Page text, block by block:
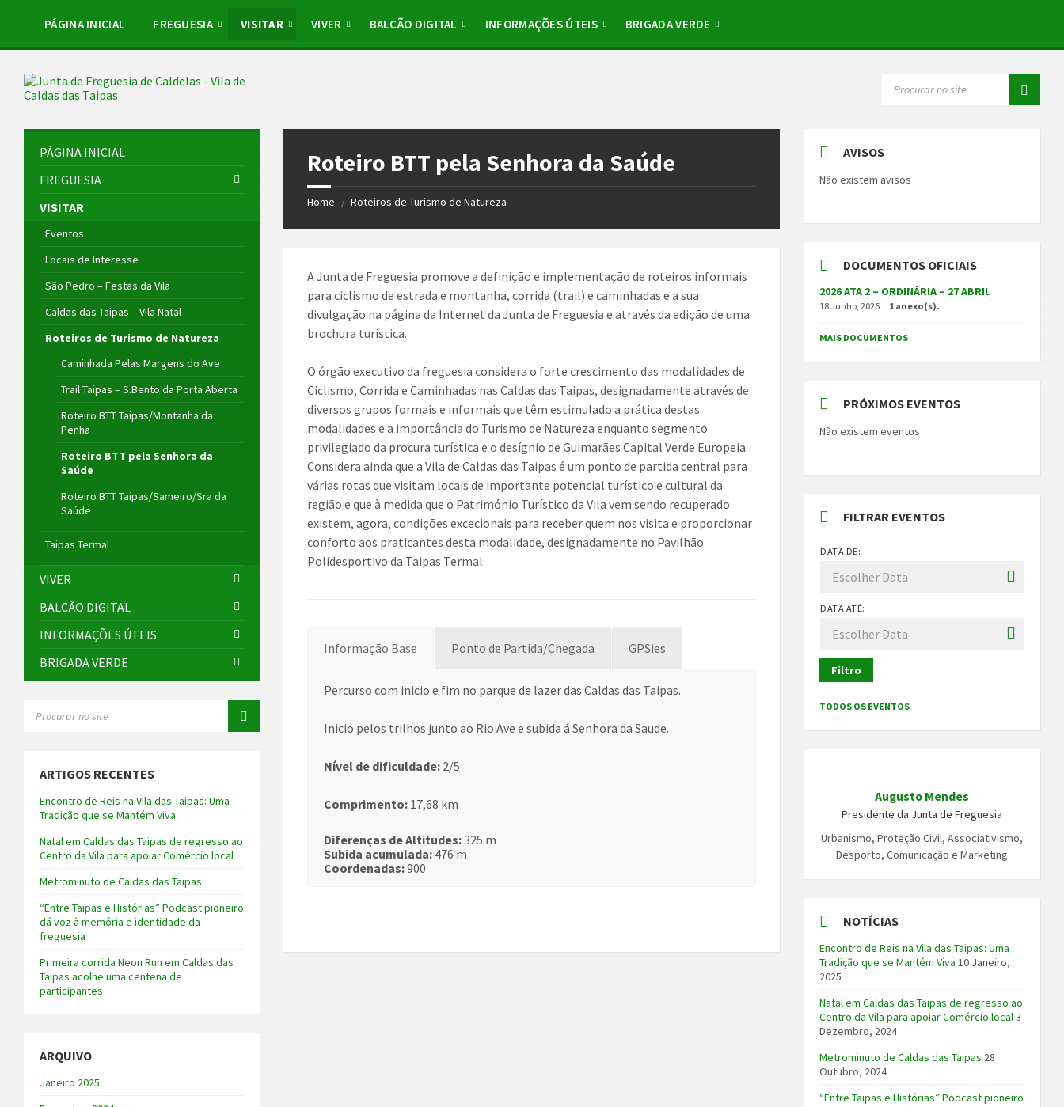
sidebar
sidebar
PÁGINA INICIAL FREGUESIA VISITAR VIVER BALCÃO DIGITAL INFORMAÇÕES ÚTEIS BRIGADA VERDE
Roteiro BTT pela Senhora da Saúde
Home / Roteiros de Turismo de Natureza
A Junta de Freguesia promove a definição e implementação de roteiros informais
para ciclismo de estrada e montanha, corrida (trail) e caminhadas e a sua
divulgação na página da Internet da Junta de Freguesia e através da edição de uma
brochura turística.
O órgão executivo da freguesia considera o forte crescimento das modalidades de
Ciclismo, Corrida e Caminhadas nas Caldas das Taipas, designadamente através de
diversos grupos formais e informais que têm estimulado a prática destas
modalidades e a importância do Turismo de Natureza enquanto segmento
privilegiado da procura turística e o desígnio de Guimarães Capital Verde Europeia.
Considera ainda que a Vila de Caldas das Taipas é um ponto de partida central para
várias rotas que visitam locais de importante potencial turístico e cultural da
região e que à medida que o Património Turístico da Vila vem sendo recuperado
existem, agora, condições excecionais para receber quem nos visita e proporcionar
conforto aos praticantes desta modalidade, designadamente no Pavilhão
Polidesportivo da Taipas Termal.
Informação Base Ponto de Partida/Chegada GPSies
Percurso com inicio e fim no parque de lazer das Caldas das Taipas.
Inicio pelos trilhos junto ao Rio Ave e subida á Senhora da Saude.
Nível de dificuldade: 2/5
Comprimento: 17,68 km
Diferenças de Altitudes:325 m
Subida acumulada: 476 m
Coordenadas:900
PÁGINA INICIAL
FREGUESIA
VISITAR
Eventos
Locais de Interesse
São Pedro – Festas da Vila
Caldas das Taipas – Vila Natal
Roteiros de Turismo de Natureza
Caminhada Pelas Margens do Ave
Trail Taipas – S.Bento da Porta Aberta
Roteiro BTT Taipas/Montanha da
Penha
Roteiro BTT pela Senhora da
Saúde
Roteiro BTT Taipas/Sameiro/Sra da
Saúde
Taipas Termal
VIVER
BALCÃO DIGITAL
INFORMAÇÕES ÚTEIS
BRIGADA VERDE
ARTIGOS RECENTES
Encontro de Reis na Vila das Taipas: Uma
Tradição que se Mantém Viva
Natal em Caldas das Taipas de regresso ao
Centro da Vila para apoiar Comércio local
Metrominuto de Caldas das Taipas
“Entre Taipas e Histórias” Podcast pioneiro
dá voz à memória e identidade da
freguesia
Primeira corrida Neon Run em Caldas das
Taipas acolhe uma centena de
participantes
ARQUIVO
Janeiro 2025
AVISOS
Não existem avisos
DOCUMENTOS OFICIAIS
2026 ATA 2 – ORDINÁRIA – 27 ABRIL
18 Junho, 2026 1 anexo(s).
MAIS DOCUMENTOS
PRÓXIMOS EVENTOS
Não existem eventos
FILTRAR EVENTOS
DATA DE:
DATA ATÉ:
Filtro
TODOS OS EVENTOS
Augusto Mendes
Presidente da Junta de Freguesia
Urbanismo, Proteção Civil, Associativismo,
Desporto, Comunicação e Marketing
NOTÍCIAS
Encontro de Reis na Vila das Taipas: Uma
Tradição que se Mantém Viva 10 Janeiro,
2025
Natal em Caldas das Taipas de regresso ao
Centro da Vila para apoiar Comércio local3
Dezembro, 2024
Metrominuto de Caldas das Taipas 28
Outubro, 2024
“Entre Taipas e Histórias” Podcast pioneiro